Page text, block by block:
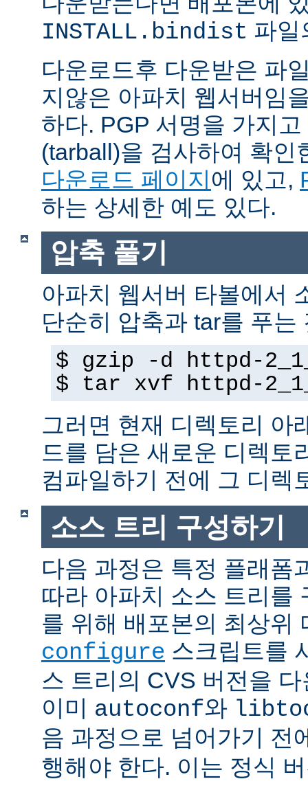
INSTALL.bindist 파일
다운로드후 다운받은 파
지않은 아파치 웹서버임
하다. PGP 서명을 가지
(tarball)을 검사하여 확인
다운로드 페이지 에 있고,
하는 상세한 예도 있다.
압축 풀기
아파치 웹서버 타볼에서
단순히 압축과 tar를 푸는
$ gzip -d httpd-
$ tar xvf httpd-
그러면 현재 디렉토리 아
드를 담은 새로운 디렉토
컴파일하기 전에 그 디렉
소스 트리 구성하기
다음 과정은 특정 플래폼
따라 아파치 소스 트리를
를 위해 배포본의 최상위
configure 스크립트를
스 트리의 CVS 버전을
이미 autoconf와
음 과정으로 넘어가기 전
행해야 한다. 이는 정식